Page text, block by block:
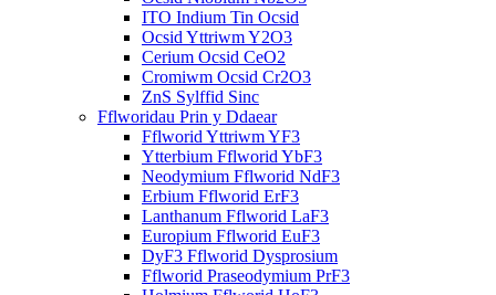
ITO Indium Tin Ocsid
Ocsid Yttriwm Y2O3
Cerium Ocsid CeO2
Cromiwm Ocsid Cr2O3
ZnS Sylffid Sinc
Fflworidau Prin y Ddaear
Fflworid Yttriwm YF3
Ytterbium Fflworid YbF3
Neodymium Fflworid NdF3
Erbium Fflworid ErF3
Lanthanum Fflworid LaF3
Europium Fflworid EuF3
DyF3 Fflworid Dysprosium
Fflworid Praseodymium PrF3